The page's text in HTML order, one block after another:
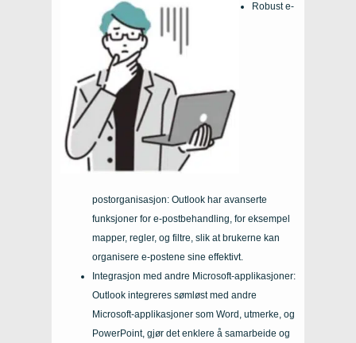
Robust e-
postorganisasjon: Outlook har avanserte
funksjoner for e-postbehandling, for eksempel
mapper, regler, og filtre, slik at brukerne kan
organisere e-postene sine effektivt.
Integrasjon med andre Microsoft-applikasjoner:
Outlook integreres sømløst med andre
Microsoft-applikasjoner som Word, utmerke, og
PowerPoint, gjør det enklere å samarbeide og